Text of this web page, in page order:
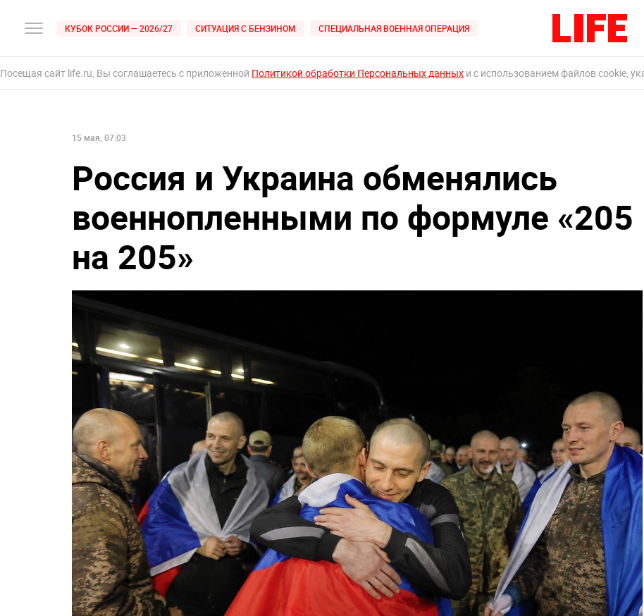
КУБОК РОССИИ — 2026/27 СИТУАЦИЯ С БЕНЗИНОМ СПЕЦИАЛЬНАЯ ВОЕННАЯ ОПЕРАЦИЯ
Посещая сайт life.ru, Вы соглашаетесь с приложенной Политикой обработки Персональных данных и с использованием файлов cookie,
15 мая, 07:03
Россия и Украина обменялись
военнопленными по формуле «‎205
на 205»